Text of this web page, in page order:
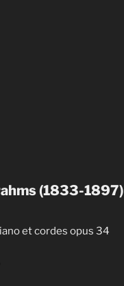
(1833-1897)
et cordes opus 34